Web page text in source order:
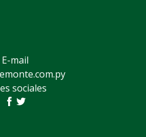
E-mail
sociales